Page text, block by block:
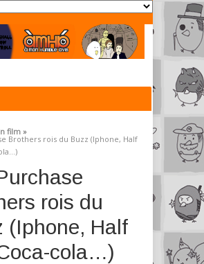
film »
Brothers rois du Buzz (Iphone, Half
rois du
(Iphone, Half
cola…)